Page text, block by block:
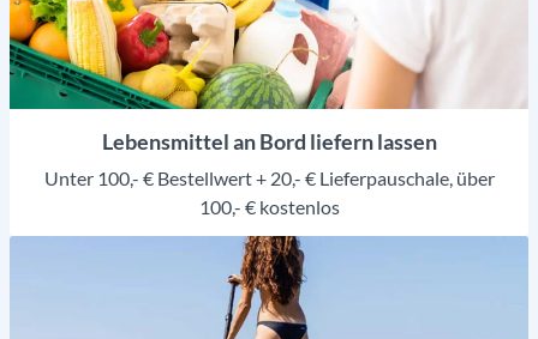
Lebensmittel an Bord liefern lassen
Unter 100,- € Bestellwert + 20,- € Lieferpauschale, über
100,- € kostenlos